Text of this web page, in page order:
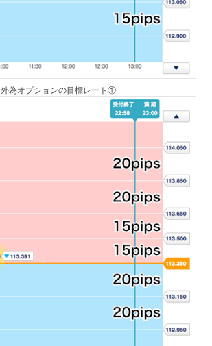
外為オプションの目標レート①